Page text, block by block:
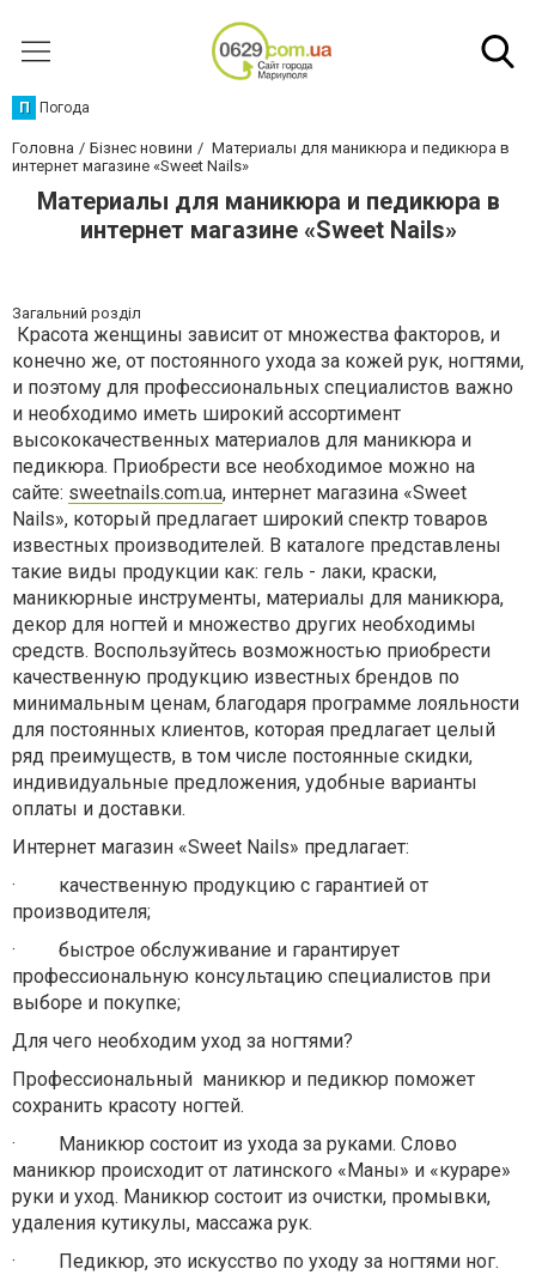
П Погода
Головна Бізнес новини
Материалы для маникюра и педикюра в
интернет магазине «Sweet Nails»
Материалы для маникюра и педикюра в
интернет магазине «Sweet Nails»
Загальний розділ
Красота женщины зависит от множества факторов, и
конечно же, от постоянного ухода за кожей рук, ногтями,
и поэтому для профессиональных специалистов важно
и необходимо иметь широкий ассортимент
высококачественных материалов для маникюра и
педикюра. Приобрести все необходимое можно на
сайте: sweetnails.com.ua, интернет магазина «Sweet
Nails», который предлагает широкий спектр товаров
известных производителей. В каталоге представлены
такие виды продукции как: гель - лаки, краски,
маникюрные инструменты, материалы для маникюра,
декор для ногтей и множество других необходимы
средств. Воспользуйтесь возможностью приобрести
качественную продукцию известных брендов по
минимальным ценам, благодаря программе лояльности
для постоянных клиентов, которая предлагает целый
ряд преимуществ, в том числе постоянные скидки,
индивидуальные предложения, удобные варианты
оплаты и доставки.
Интернет магазин «Sweet Nails» предлагает:
· качественную продукцию с гарантией от
производителя;
· быстрое обслуживание и гарантирует
профессиональную консультацию специалистов при
выборе и покупке;
Для чего необходим уход за ногтями?
Профессиональный маникюр и педикюр поможет
сохранить красоту ногтей.
· Маникюр состоит из ухода за руками. Слово
маникюр происходит от латинского «Маны» и «кураре»
руки и уход. Маникюр состоит из очистки, промывки,
удаления кутикулы, массажа рук.
· Педикюр, это искусство по уходу за ногтями ног.